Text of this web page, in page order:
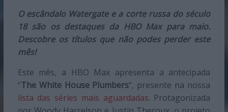
O escândalo Watergate e a corte russa do século
18 são os destaques da HBO Max para maio.
Descobre os títulos que não podes perder este
mês!
Este mês, a HBO Max apresenta a antecipada
“The White House Plumbers“, presente na nossa
lista das séries mais aguardadas. Protagonizada